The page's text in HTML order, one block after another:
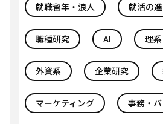
就職留年・浪人 就活の
職種研究 AI 理系
外資系 企業研究
マーケティング 事務・